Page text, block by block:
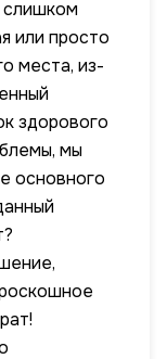
слишком
или просто
места, из-
здорового
мы
основного